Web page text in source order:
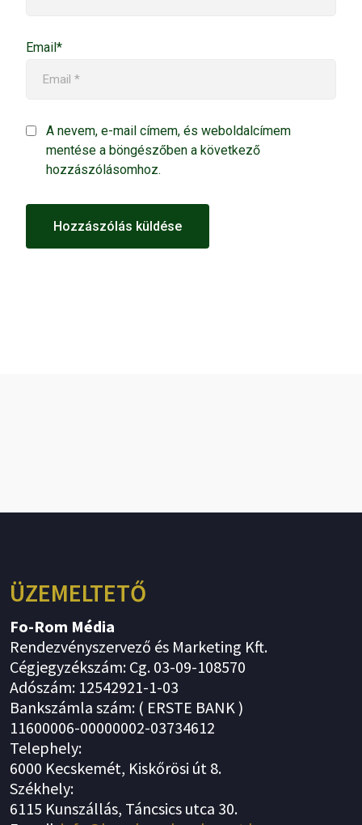
Email*
A nevem, e-mail címem, és weboldalcímem
mentése a böngészőben a következő
hozzászólásomhoz.
ÜZEMELTETŐ
Fo-Rom Média
Rendezvényszervező és Marketing Kft.
Cégjegyzékszám: Cg. 03-09-108570
Adószám: 12542921-1-03
Bankszámla szám: ( ERSTE BANK )
11600006-00000002-03734612
Telephely:
6000 Kecskemét, Kiskőrösi út 8.
Székhely:
6115 Kunszállás, Táncsics utca 30.